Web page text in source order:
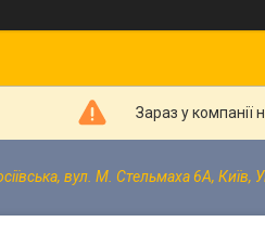
Зараз у
вул. М. Стельмаха 6А, Київ,